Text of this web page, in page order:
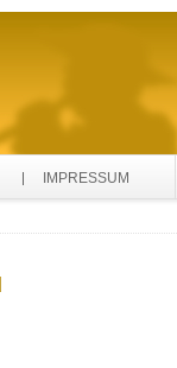
IMPRESSUM